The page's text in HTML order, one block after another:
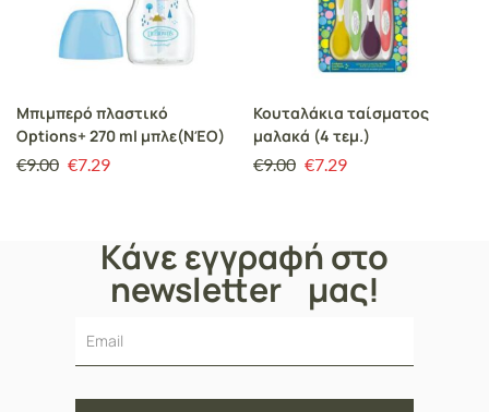
Μπιμπερό πλαστικό
Options+ 270 ml μπλε(ΝΈΟ)
€9.00 €7.29
Κουταλάκια ταίσματος
μαλακά (4 τεμ.)
€9.00 €7.29
Κάνε εγγραφή στο
newsletter μας!